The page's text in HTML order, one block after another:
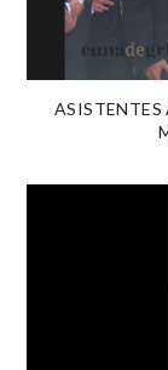
ASISTENTES